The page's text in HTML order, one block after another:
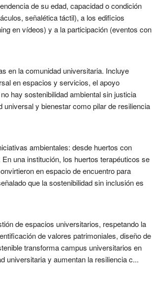
de su edad, capacidad o condición
señalética táctil), a los edificios
en vídeos) y a la participación (eventos con
en la comunidad universitaria. Incluye
en espacios y servicios, el apoyo
hay sostenibilidad ambiental sin justicia
y bienestar como pilar de resiliencia
ambientales: desde huertos con
una institución, los huertos terapéuticos se
en espacio de encuentro para
que la sostenibilidad sin inclusión es
de espacios universitarios, respetando la
de valores patrimoniales, diseño de
transforma campus universitarios en
universitaria y aumentan la resiliencia c...